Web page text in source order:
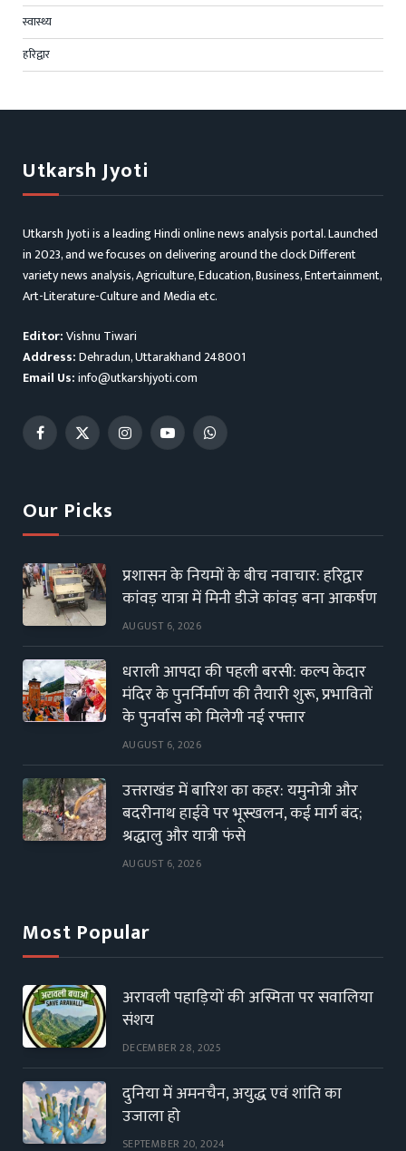
स्वास्थ्य
हरिद्वार
Utkarsh Jyoti
Utkarsh Jyoti is a leading Hindi online news analysis portal. Launched
in 2023, and we focuses on delivering around the clock Different
variety news analysis, Agriculture, Education, Business, Entertainment,
Art-Literature-Culture and Media etc.
Editor:Vishnu Tiwari
Address:Dehradun, Uttarakhand 248001
Email Us:info@utkarshjyoti.com
Facebook
X
InstagramYouTubeWhatsApp
Our Picks
प्रशासन के नियमों के बीच नवाचार: हरिद्वार
कांवड़ यात्रा में मिनी डीजे कांवड़ बना आकर्षण
AUGUST 6, 2026
धराली आपदा की पहली बरसी: कल्प केदार
मंदिर के पुनर्निर्माण की तैयारी शुरू, प्रभावितों
के पुनर्वास को मिलेगी नई रफ्तार
AUGUST 6, 2026
उत्तराखंड में बारिश का कहर: यमुनोत्री और
बदरीनाथ हाईवे पर भूस्खलन, कई मार्ग बंद;
श्रद्धालु और यात्री फंसे
AUGUST 6, 2026
Most Popular
अरावली पहाड़ियों की अस्मिता पर सवालिया
संशय
DECEMBER 28, 2025
दुनिया में अमनचैन, अयुद्ध एवं शांति का
उजाला हो
SEPTEMBER 20, 2024